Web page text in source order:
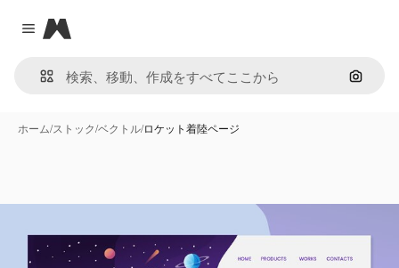
Close menu
Magnific
画像で
ホーム/ストック/ベクトル/ロケット着陸ページ